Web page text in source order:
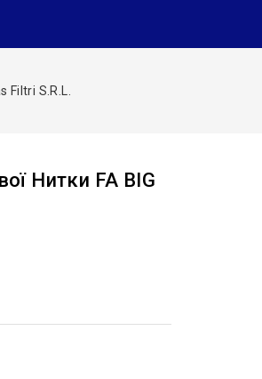
Filtri S.r.l.
Нитки FA BIG